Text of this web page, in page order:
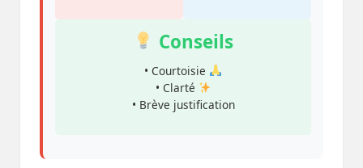
Conseils
• Courtoisie
• Clarté
• Brève justification